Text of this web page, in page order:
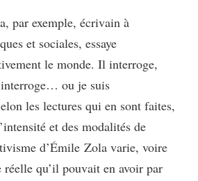
par exemple, écrivain à
et sociales, essaye
le monde. Il interroge,
ou je suis
les lectures qui en sont faites,
et des modalités de
d’Émile Zola varie, voire
réelle qu’il pouvait en avoir par